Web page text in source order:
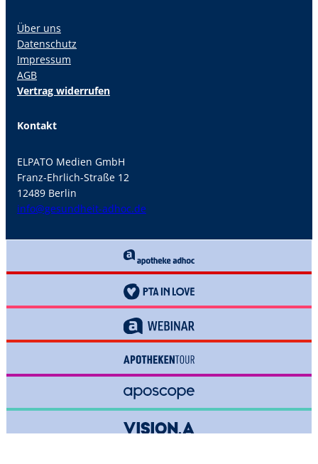
Über uns
Datenschutz
Impressum
AGB
Vertrag widerrufen
Kontakt
ELPATO Medien GmbH
Franz-Ehrlich-Straße 12
12489 Berlin
info@gesundheit-adhoc.de